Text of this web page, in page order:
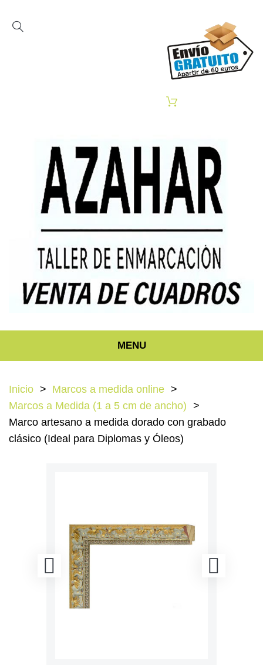
MENU
Inicio
Marcos a medida online
Marcos a Medida (1 a 5 cm de ancho)
Marco artesano a medida dorado con grabado
clásico (Ideal para Diplomas y Óleos)